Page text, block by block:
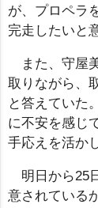
が、プロペラ
完走したいと
また、守屋
取りながら、
と答えていた
に不安を感じ
手応えを活か
明日から25
意されている